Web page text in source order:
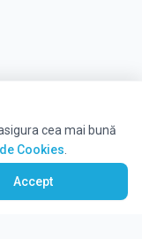
cea mai bună
Cookies
Accept